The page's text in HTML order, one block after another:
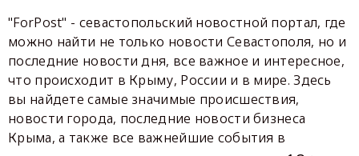
"ForPost" - севастопольский новостной портал, где
можно найти не только новости Севастополя, но и
последние новости дня, все важное и интересное,
что происходит в Крыму, России и в мире. Здесь
вы найдете самые значимые происшествия,
новости города, последние новости бизнеса
Крыма, а также все важнейшие события в